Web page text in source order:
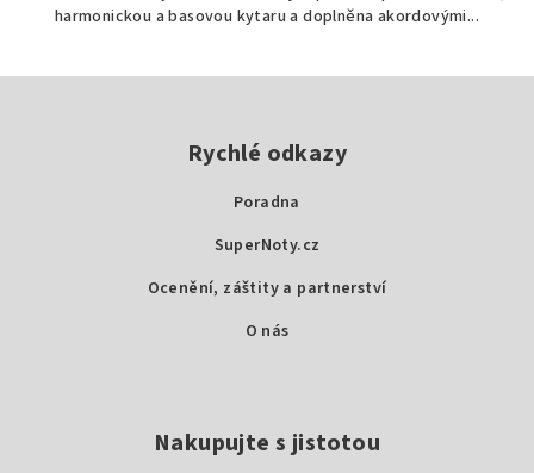
harmonickou a basovou kytaru a doplněna akordovými...
Rychlé odkazy
Poradna
SuperNoty.cz
Ocenění, záštity a partnerství
O nás
Nakupujte s jistotou